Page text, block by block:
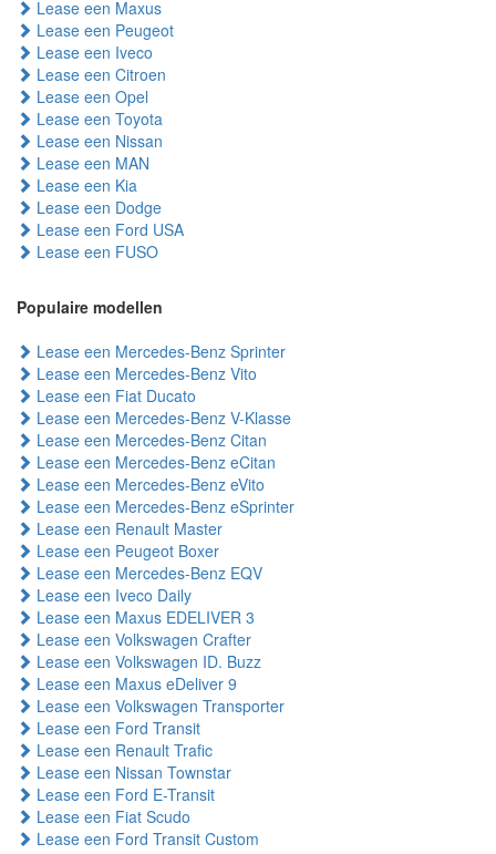
Lease een Maxus
Lease een Peugeot
Lease een Iveco
Lease een Citroen
Lease een Opel
Lease een Toyota
Lease een Nissan
Lease een MAN
Lease een Kia
Lease een Dodge
Lease een Ford USA
Lease een FUSO
Populaire modellen
Lease een Mercedes-Benz Sprinter
Lease een Mercedes-Benz Vito
Lease een Fiat Ducato
Lease een Mercedes-Benz V-Klasse
Lease een Mercedes-Benz Citan
Lease een Mercedes-Benz eCitan
Lease een Mercedes-Benz eVito
Lease een Mercedes-Benz eSprinter
Lease een Renault Master
Lease een Peugeot Boxer
Lease een Mercedes-Benz EQV
Lease een Iveco Daily
Lease een Maxus EDELIVER 3
Lease een Volkswagen Crafter
Lease een Volkswagen ID. Buzz
Lease een Maxus eDeliver 9
Lease een Volkswagen Transporter
Lease een Ford Transit
Lease een Renault Trafic
Lease een Nissan Townstar
Lease een Ford E-Transit
Lease een Fiat Scudo
Lease een Ford Transit Custom